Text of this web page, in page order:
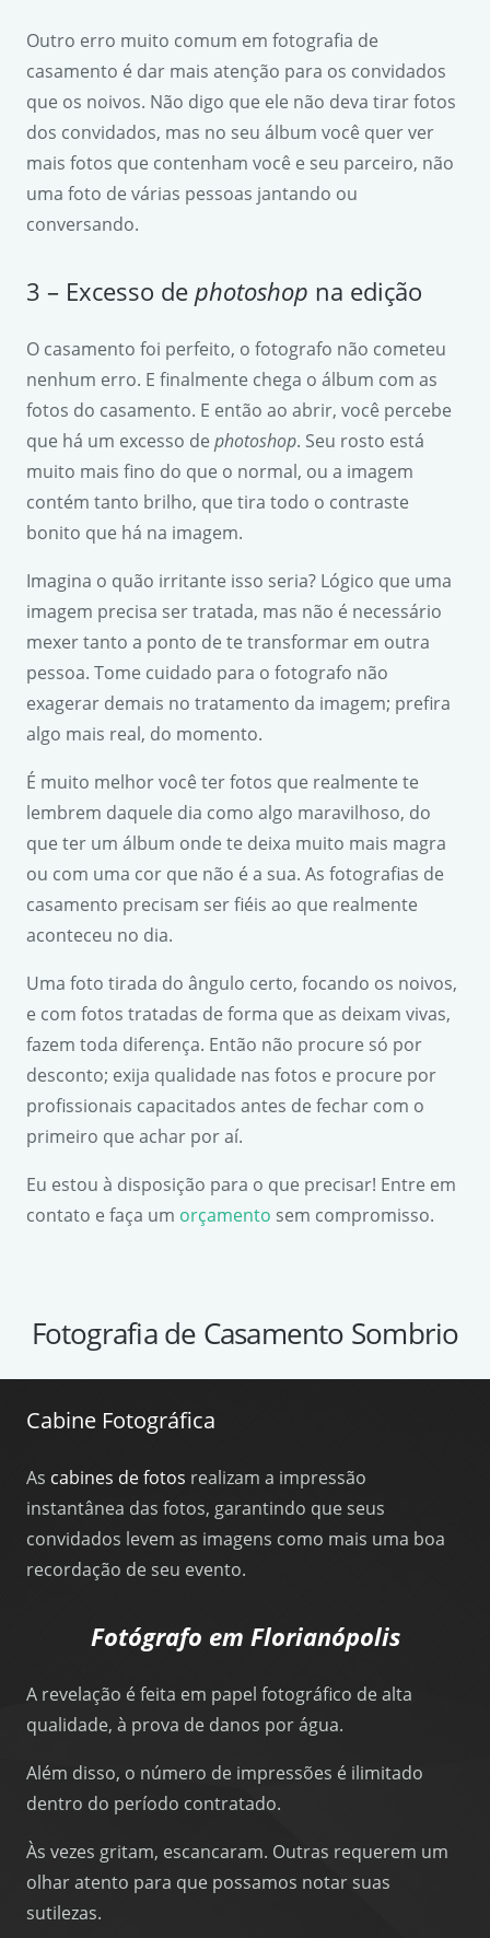
Outro erro muito comum em fotografia de
casamento é dar mais atenção para os convidados
que os noivos. Não digo que ele não deva tirar fotos
dos convidados, mas no seu álbum você quer ver
mais fotos que contenham você e seu parceiro, não
uma foto de várias pessoas jantando ou
conversando.
3 – Excesso de photoshop na edição
O casamento foi perfeito, o fotografo não cometeu
nenhum erro. E finalmente chega o álbum com as
fotos do casamento. E então ao abrir, você percebe
que há um excesso de photoshop. Seu rosto está
muito mais fino do que o normal, ou a imagem
contém tanto brilho, que tira todo o contraste
bonito que há na imagem.
Imagina o quão irritante isso seria? Lógico que uma
imagem precisa ser tratada, mas não é necessário
mexer tanto a ponto de te transformar em outra
pessoa. Tome cuidado para o fotografo não
exagerar demais no tratamento da imagem; prefira
algo mais real, do momento.
É muito melhor você ter fotos que realmente te
lembrem daquele dia como algo maravilhoso, do
que ter um álbum onde te deixa muito mais magra
ou com uma cor que não é a sua. As fotografias de
casamento precisam ser fiéis ao que realmente
aconteceu no dia.
Uma foto tirada do ângulo certo, focando os noivos,
e com fotos tratadas de forma que as deixam vivas,
fazem toda diferença. Então não procure só por
desconto; exija qualidade nas fotos e procure por
profissionais capacitados antes de fechar com o
primeiro que achar por aí.
Eu estou à disposição para o que precisar! Entre em
contato e faça um orçamento sem compromisso.
Fotografia de Casamento Sombrio
Cabine Fotográfica
As cabines de fotos realizam a impressão
instantânea das fotos, garantindo que seus
convidados levem as imagens como mais uma boa
recordação de seu evento.
Fotógrafo em Florianópolis
A revelação é feita em papel fotográfico de alta
qualidade, à prova de danos por água.
Além disso, o número de impressões é ilimitado
dentro do período contratado.
Às vezes gritam, escancaram. Outras requerem um
olhar atento para que possamos notar suas
sutilezas.